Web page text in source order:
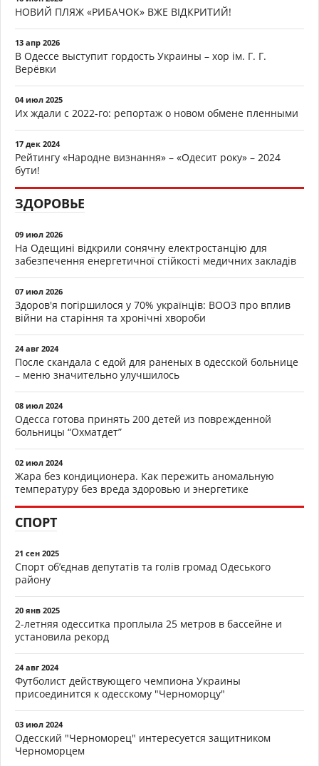
НОВИЙ ПЛЯЖ «РИБАЧОК» ВЖЕ ВІДКРИТИЙ!
13 апр 2026
В Одессе выступит гордость Украины – хор ім. Г. Г.
Верёвки
04 июл 2025
Их ждали с 2022-го: репортаж о новом обмене пленными
17 дек 2024
Рейтингу «Народне визнання» – «Одесит року» – 2024
бути!
ЗДОРОВЬЕ
09 июл 2026
На Одещині відкрили сонячну електростанцію для
забезпечення енергетичної стійкості медичних закладів
07 июл 2026
Здоров'я погіршилося у 70% українців: ВООЗ про вплив
війни на старіння та хронічні хвороби
24 авг 2024
После скандала с едой для раненых в одесской больнице
– меню значительно улучшилось
08 июл 2024
Одесса готова принять 200 детей из поврежденной
больницы “Охматдет”
02 июл 2024
Жара без кондиционера. Как пережить аномальную
температуру без вреда здоровью и энергетике
СПОРТ
21 сен 2025
Спорт об’єднав депутатів та голів громад Одеського
району
20 янв 2025
2-летняя одесситка проплыла 25 метров в бассейне и
установила рекорд
24 авг 2024
Футболист действующего чемпиона Украины
присоединится к одесскому "Черноморцу"
03 июл 2024
Одесский "Черноморец" интересуется защитником
Черноморцем